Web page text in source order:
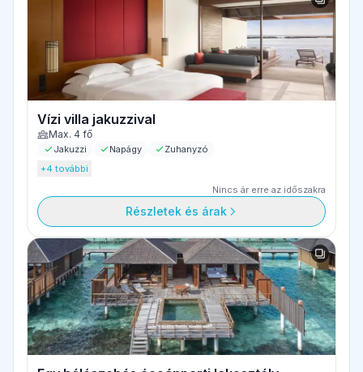
Vízi villa jakuzzival
Max. 4 fő
Jakuzzi Napágy
Zuhanyzó
+4 további
Nincs ár erre az időszakra
Részletek és árak